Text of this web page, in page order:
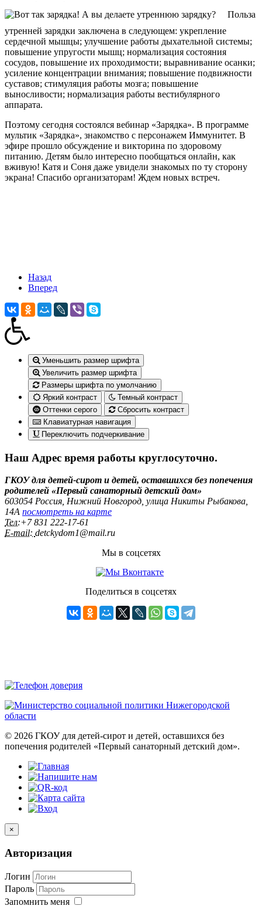
Польза
утренней зарядки заключена в следующем: укрепление
сердечной мышцы; улучшение работы дыхательной системы;
повышение упругости мышц; нормализация состояния
сосудов, повышение их проходимости; выравнивание осанки;
усиление концентрации внимания; повышение подвижности
суставов; стимуляция работы мозга; повышение
выносливости; нормализация работы вестибулярного
аппарата.
Поэтому сегодня состоялся вебинар «Зарядка». В программе
мультик «Зарядка», знакомство с персонажем Иммунитет. В
эфире прошло обсуждение и викторина по здоровому
питанию. Детям было интересно пообщаться онлайн, как
вживую! Катя и Соня даже увидели знакомых по ту сторону
экрана! Спасибо организаторам! Ждем новых встреч.
Назад
Вперед
Уменьшить размер шрифта
Увеличить размер шрифта
Размеры шрифта по умолчанию
Яркий контраст
Темный контраст
Оттенки серого
Сбросить контраст
Клавиатурная навигация
Переключить подчеркивание
Наш Адрес время работы круглосуточно.
ГКОУ для детей-сирот и детей, оставшихся без попечения
родителей «Первый санаторный детский дом»
603054 Россия, Нижний Новгород, улица Никиты Рыбакова,
14А посмотреть на карте
Тел:+7 831 222‑17-61
E-mail: detckydom1@mail.ru
Мы в соцсетях
Поделиться в соцсетях
© 2026 ГКОУ для детей-сирот и детей, оставшихся без
попечения родителей «Первый санаторный детский дом».
×
Авторизация
Логин
Пароль
Запомнить меня